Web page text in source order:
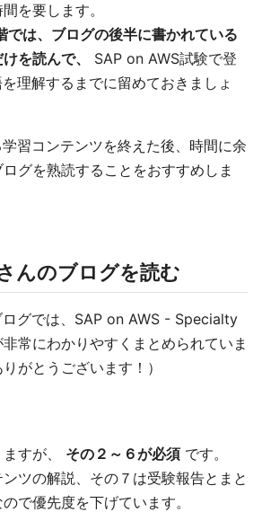
を要します。
では、ブログの後半に書かれている
を読んで、
SAP on AWS試験で登
理解するまでに留めておきましょ
習コンテンツを終えた後、時間に余
グを熟読することをおすすめしま
んのブログを読む
ログでは、SAP on AWS - Specialty
常にわかりやすくまとめられていま
がとうございます！）
すが、 その２～６が必須 です。
ツの解説、その７は受験報告とまと
で優先度を下げています。